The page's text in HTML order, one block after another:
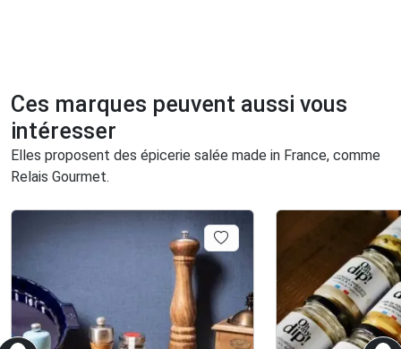
Ces marques peuvent aussi vous
intéresser
Elles proposent des épicerie salée made in France, comme
Relais Gourmet.